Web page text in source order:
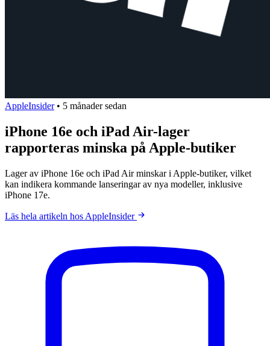
AppleInsider • 5 månader sedan
iPhone 16e och iPad Air-lager
rapporteras minska på Apple-butiker
Lager av iPhone 16e och iPad Air minskar i Apple-butiker, vilket
kan indikera kommande lanseringar av nya modeller, inklusive
iPhone 17e.
Läs hela artikeln hos AppleInsider